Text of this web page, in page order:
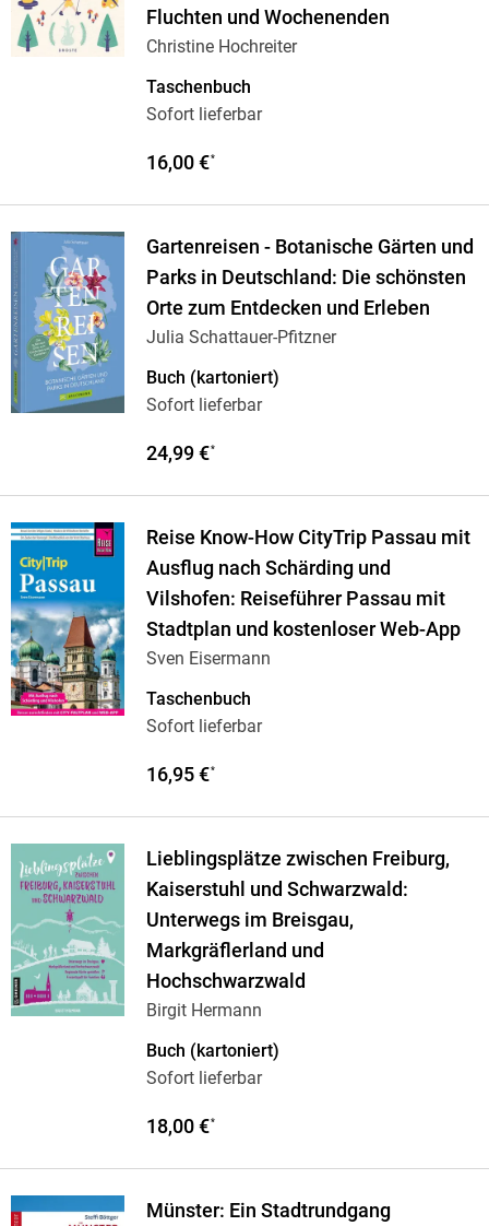
Fluchten und Wochenenden
Christine Hochreiter
Taschenbuch
Sofort lieferbar
16,00 €*
Gartenreisen - Botanische Gärten und
Parks in Deutschland: Die schönsten
Orte zum Entdecken und Erleben
Julia Schattauer-Pfitzner
Buch (kartoniert)
Sofort lieferbar
24,99 €*
Reise Know-How CityTrip Passau mit
Ausflug nach Schärding und
Vilshofen: Reiseführer Passau mit
Stadtplan und kostenloser Web-App
Sven Eisermann
Taschenbuch
Sofort lieferbar
16,95 €*
Lieblingsplätze zwischen Freiburg,
Kaiserstuhl und Schwarzwald:
Unterwegs im Breisgau,
Markgräflerland und
Hochschwarzwald
Birgit Hermann
Buch (kartoniert)
Sofort lieferbar
18,00 €*
Münster: Ein Stadtrundgang